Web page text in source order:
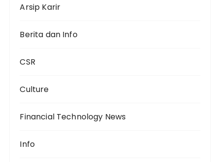
Arsip Karir
Berita dan Info
CSR
Culture
Financial Technology News
Info